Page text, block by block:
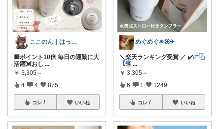
ここのん｜はっぴいライフ💓
🟥ポイント10倍 毎日の通勤に大
活躍💓おし ...
￥ 3,305～
4 4 875
コレ いいね
めぐめぐꔛꕤ✈︎
＼楽天ランキング受賞 ／ ✔️#*⿻
【🉐 ...
￥ 3,305～
6 1 1249
コレ いいね